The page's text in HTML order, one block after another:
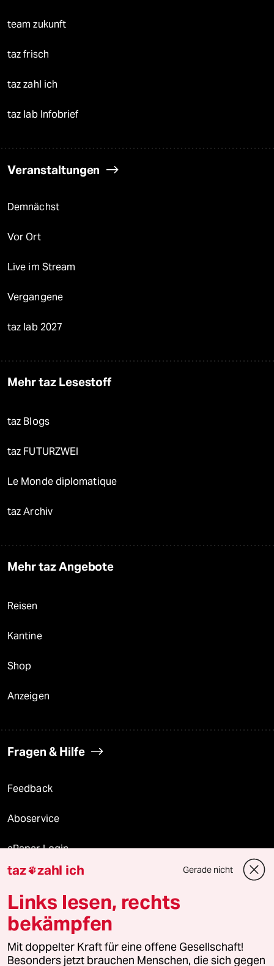
team zukunft
taz frisch
taz zahl ich
taz lab Infobrief
Veranstaltungen
Demnächst
Vor Ort
Live im Stream
Vergangene
taz lab 2027
Mehr taz Lesestoff
taz Blogs
taz FUTURZWEI
Le Monde diplomatique
taz Archiv
Mehr taz Angebote
Reisen
Kantine
Shop
Anzeigen
Fragen & Hilfe
Feedback
Aboservice
ePaper Login
Downloads für Abonnierende
© 2026 taz Verlags und Vertriebs GmbH
Alle Rechte vorbehalten. Bei rechtlichen Fragen oder für Genehmigungen
wenden Sie sich bitte an
lizenzen@taz.de
taz zahl ich Gerade nicht
Links lesen, rechts
bekämpfen
Mit doppelter Kraft für eine offene Gesellschaft!
Besonders jetzt brauchen Menschen, die sich gegen